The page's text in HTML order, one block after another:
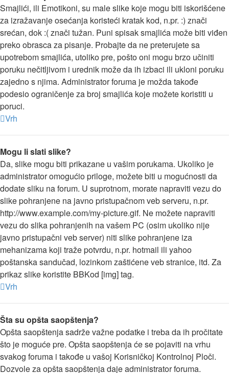
Smajlići, ili Emotikoni, su male slike koje mogu biti iskorišćene
za izražavanje osećanja koristeći kratak kod, n.pr. :) znači
srećan, dok :( znači tužan. Puni spisak smajlića može biti viđen
preko obrasca za pisanje. Probajte da ne preterujete sa
upotrebom smajlića, utoliko pre, pošto oni mogu brzo učiniti
poruku nečitljivom i urednik može da ih izbaci ili ukloni poruku
zajedno s njima. Administrator foruma je možda takođe
podesio ograničenje za broj smajlića koje možete koristiti u
poruci.
Vrh
Mogu li slati slike?
Da, slike mogu biti prikazane u vašim porukama. Ukoliko je
administrator omogućio priloge, možete biti u mogućnosti da
dodate sliku na forum. U suprotnom, morate napraviti vezu do
slike pohranjene na javno pristupačnom veb serveru, n.pr.
http://www.example.com/my-picture.gif. Ne možete napraviti
vezu do slika pohranjenih na vašem PC (osim ukoliko nije
javno pristupačni veb server) niti slike pohranjene iza
mehanizama koji traže potvrdu, n.pr. hotmail ili yahoo
poštanska sandučad, lozinkom zaštićene veb stranice, itd. Za
prikaz slike koristite BBKod [img] tag.
Vrh
Šta su opšta saopštenja?
Opšta saopštenja sadrže važne podatke i treba da ih pročitate
što je moguće pre. Opšta saopštenja će se pojaviti na vrhu
svakog foruma i takođe u vašoj Korisničkoj Kontrolnoj Ploči.
Dozvole za opšta saopštenja daje administrator foruma.